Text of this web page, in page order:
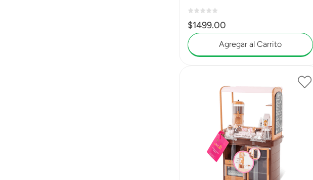
$1499.00
Agregar al Carrito